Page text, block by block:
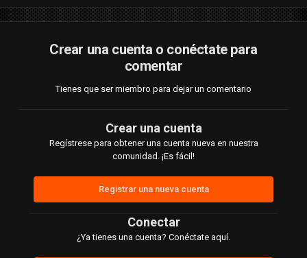
Crear una cuenta o conéctate para
comentar
Tienes que ser miembro para dejar un comentario
Crear una cuenta
Regístrese para obtener una cuenta nueva en nuestra
comunidad. ¡Es fácil!
Registrar una nueva cuenta
Conectar
¿Ya tienes una cuenta? Conéctate aquí.